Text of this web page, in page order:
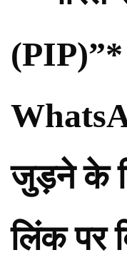
जुड़ने के
लिंक पर